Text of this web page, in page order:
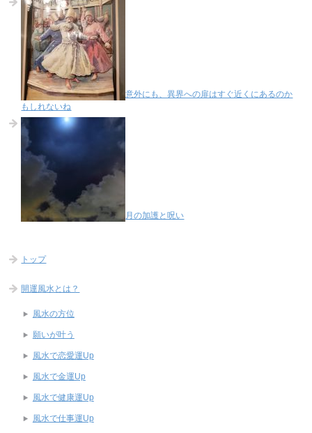
意外にも、異界への扉はすぐ近くにあるのか
もしれないね
月の加護と呪い
トップ
開運風水とは？
風水の方位
願いが叶う
風水で恋愛運Up
風水で金運Up
風水で健康運Up
風水で仕事運Up